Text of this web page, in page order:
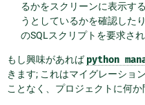
るかをスクリーンに表示す
うとしているかを確認した
のSQLスクリプトを要求さ
もし興味があればpython
きます; これはマイグレーショ
ことなく、プロジェクトに何か